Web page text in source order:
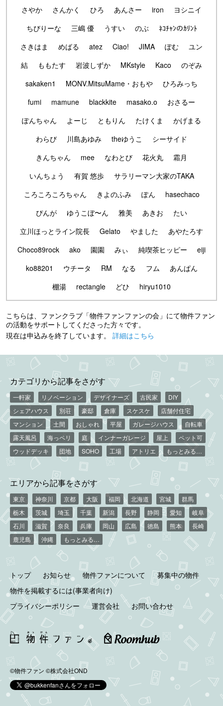
さやか
さんかく ひろ あんさー iron
ヨシニイ
ちびりーな
三嶋 優 うすい のぶ
ﾈｺﾁｬﾝのｶﾘﾝﾄ
さきはま
めばる atez Ciao! JIMA ぽむ
ユン
結
ももたす 岩波しずか MKstyle Kaco
のぞみ
sakaken1
MONV.MitsuMame・おもや
ひろみっち
fumi
mamune blackkite masako.o
おさるー
ぽんちゃん
よーじ ともりん たけくま
かげまる
わらび
川島あゆみ theゆうこ
シーサイド
きんちゃん
mee なわとび 花火丸
霜月
いんちょう
有賀 悠歩
サラリーマン大家のTAKA
ころころころちゃん
きよのふみ ぽん
hasechaco
ぴんが
ゆうこぼ〜ん 雅美 あきお
たい
立川ほっとライン院長
Gelato やました
あやたろす
Choco89rock
ako 園園 みぃ 純喫茶ヒッピー
eiji
ko88201
ウチータ RM なる フム
あんぱん
棚湯
rectangle どひ hiryu1010
こちらは、ファンクラブ「物件ファンファンの会」にて物件ファン
の活動をサポートしてくださった方々です。
現在は申込みを終了しています。 詳細はこちら
カテゴリから記事をさがす
一軒家 リノベーション デザイナーズ 古民家
DIY
シェアハウス
別荘 豪邸 倉庫 スケスケ
店舗付住宅
マンション
土間 おしゃれ 平屋 ガレージハウス
自転車
露天風呂
海っペリ 庭 インナーガレージ 屋上
ペット可
ウッドデッキ
団地 SOHO 工場 アトリエ もっとみる…
エリアから記事をさがす
東京 神奈川 京都 大阪 福岡 北海道 宮城
群馬
栃木
茨城 埼玉 千葉 新潟 長野 静岡 愛知
岐阜
石川
滋賀 奈良 兵庫 岡山 広島 徳島 熊本
長崎
鹿児島
沖縄 もっとみる…
トップ お知らせ 物件ファンについて
募集中の物件
物件を掲載するには(事業者向け)
プライバシーポリシー
運営会社 お問い合わせ
©物件ファン ©株式会社OND